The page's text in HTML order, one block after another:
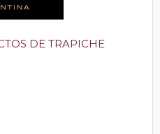
DE TRAPICHE